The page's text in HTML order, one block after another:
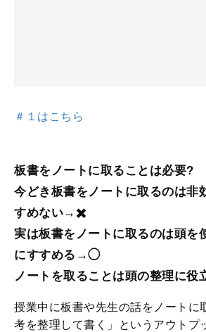
＃１はこちら
板書をノートに取ることは必要?
今どき板書をノートに取るのは非
すめない→✖️
実は板書をノートに取るのは頭を
にすすめる→◯
ノートを取ることは頭の整理に役
授業中に板書や先生の話をノートに
考を整理して書く」というアウトプ